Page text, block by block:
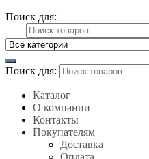
Поиск для:
Поиск для:
Каталог
О компании
Контакты
Покупателям
Доставка
Оплата